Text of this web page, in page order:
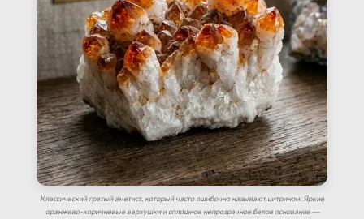
Классический гретый аметист, который часто ошибочно называют цитрином. Яркие
оранжево-коричневые верхушки и сплошное непрозрачное белое основание —